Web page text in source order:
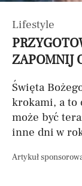
Lifestyle
ZAPOMNIJ
Święta
krokami, a to
może być
inne dni w
Artykuł